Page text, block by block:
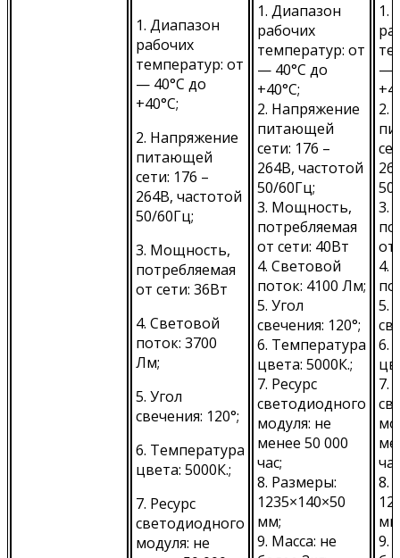
1. Диапазон
рабочих
температур: от
— 40°С до
+40°С;
2. Напряжение
питающей
сети: 176 –
264В, частотой
50/60Гц;
3. Мощность,
потребляемая
от сети: 36Вт
4. Световой
поток: 3700
Лм;
5. Угол
свечения: 120°;
6. Температура
цвета: 5000К.;
7. Ресурс
светодиодного
модуля: не
1. Диапазон
рабочих
температур: от
— 40°С до
+40°С;
2. Напряжение
питающей
сети: 176 –
264В, частотой
50/60Гц;
3. Мощность,
потребляемая
от сети: 40Вт
4. Световой
поток: 4100 Лм;
5. Угол
свечения: 120°;
6. Температура
цвета: 5000К.;
7. Ресурс
светодиодного
модуля: не
менее 50 000
час;
8. Размеры:
1235×140×50
мм;
9. Масса: не
1.
—
2.
3.
от
4.
5.
6.
7.
8.
9.